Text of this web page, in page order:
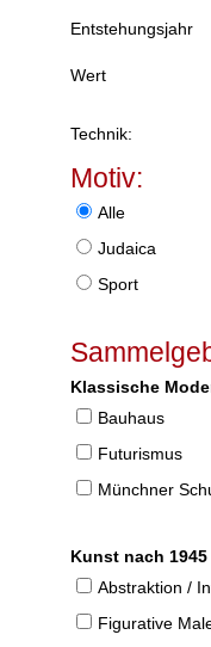
Entstehungsjahr
Wert
Technik:
Motiv:
Alle
Judaica
Sport
Klassische
Bauhaus
Futurismus
Münchner
Kunst nach
Abstraktion /
Figurative